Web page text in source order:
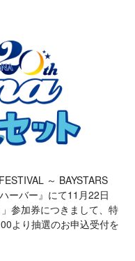
～ BAYSTARS
ーバー』にて11月22日
参加券につきまして、特
より抽選のお申込受付を